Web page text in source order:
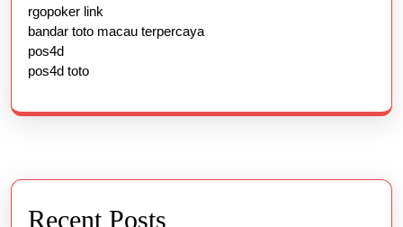
rgopoker link
bandar toto macau terpercaya
pos4d
pos4d toto
Recent Posts